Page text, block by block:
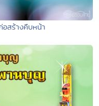
สร้างคืบหน้า